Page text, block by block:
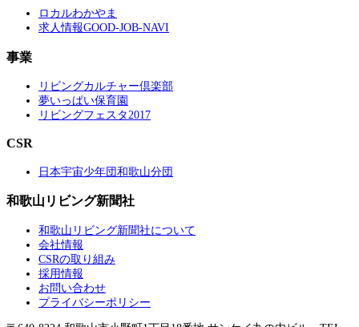
ロカルわかやま
求人情報GOOD-JOB-NAVI
事業
リビングカルチャー倶楽部
夢いっぱい保育園
リビングフェスタ2017
CSR
日本宇宙少年団和歌山分団
和歌山リビング新聞社
和歌山リビング新聞社について
会社情報
CSRの取り組み
採用情報
お問い合わせ
プライバシーポリシー